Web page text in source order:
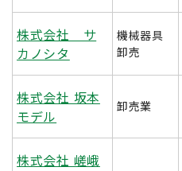
株式会社 サ
カノシタ
機械器具
卸売
株式会社 坂本
モデル
卸売業
株式会社 嵯峨